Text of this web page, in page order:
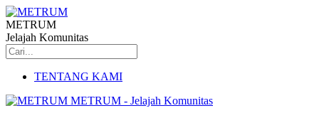
METRUM
Jelajah Komunitas
TENTANG KAMI
METRUM - Jelajah Komunitas